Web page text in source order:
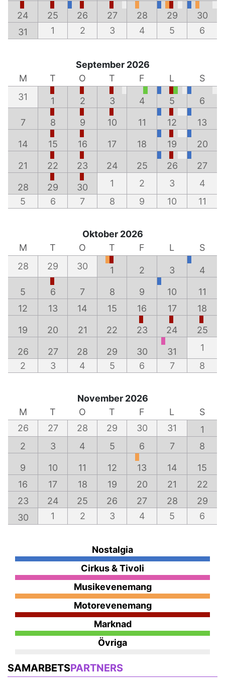
24 25 26 27 28 29
30
31
1 2 3 4 5 6
September 2026
M
T O T F L
S
31
1 2 3 4 5 6
7 8 9 10 11 12 13
14 15 16 17 18 19 20
21 22 23 24 25 26 27
28 29 30 1 2 3
4
5
6 7 8 9 10 11
Oktober 2026
M
T O T F L
S
28
29 30 1 2 3 4
5 6 7 8 9 10
11
12
13 14 15 16 17 18
19 20 21 22 23 24 25
26 27 28 29 30 31
1
2
3 4 5 6 7 8
November 2026
M
T O T F L
S
26
27 28 29 30 31
1
2
3 4 5 6 7 8
9 10 11 12 13 14
15
16
17 18 19 20 21
22
23
24 25 26 27 28
29
30
1 2 3 4 5 6
Nostalgia
Cirkus & Tivoli
Musikevenemang
Motorevenemang
Marknad
Övriga
SAMARBETSPARTNERS